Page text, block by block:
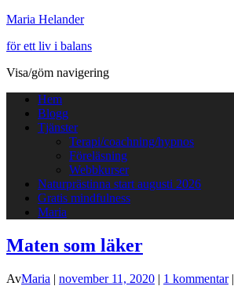
Maria Helander
för ett liv i balans
Visa/göm navigering
Hem
Blogg
Tjänster
Terapi/coachning/hypnos
Föreläsning
Webbkurser
Naturprästinna start augusti 2026
Gratis mindfulness
Maria
Maten som läker
AvMaria | november 11, 2020 | 1 kommentar|